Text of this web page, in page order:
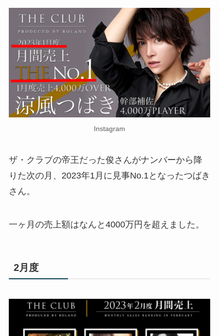
Instagram
ザ・クラブの帝王だった俊さんがナンバーから降
りた次の月、2023年1月に見事No.1となったつばき
さん。
一ヶ月の売上額はなんと4000万円を超えました。
2月度